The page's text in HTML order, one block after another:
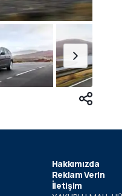
Hakkımızda
Reklam Verin
İletişim